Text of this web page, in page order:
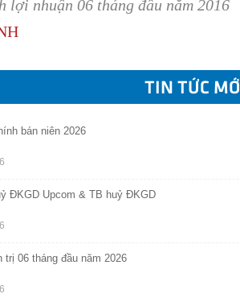
lợi nhuận 06 tháng đầu năm 2016
TIN TỨC MỚI
bán niên 2026
ĐKGD Upcom & TB huỷ ĐKGD
trị 06 tháng đầu năm 2026